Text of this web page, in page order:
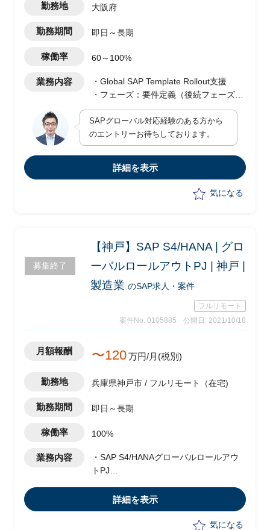
勤務地 大阪府
勤務期間 即日～長期
稼働率 60～100%
業務内容
・Global SAP Template Rollout支援
・フェーズ：要件定義（後続フェーズあ
り）
・会計（FI/CO）コンサルタント業務
SAPグローバル対応経験のある方から
のエントリーお待ちしております。
詳細を表示
気になる
募集終了
【神戸】SAP S4/HANA | グロ
ーバルロールアウトPJ | 神戸 |
製造業 のSAP求人・案件
フルリモート
案件No. 0105885
公開日: 2021/10/18
月額報酬 〜120万円/月(税別)
勤務地 兵庫県神戸市 / フルリモート（在宅)
勤務期間 即日～長期
稼働率 100%
業務内容
・SAP S4/HANAグローバルロールアウ
トPJ
っている状況
・基本～詳細設計、実装、テスト、UAT
詳細を表示
気になる